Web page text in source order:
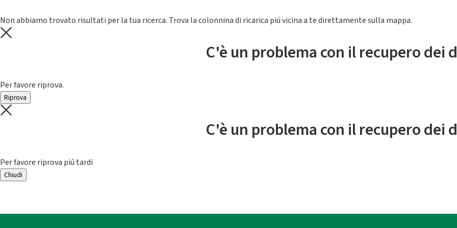
Non abbiamo trovato risultati per la tua ricerca. Trova la colonnina di ricarica piú vicina a te direttamente sulla mappa.
C'è un problema con il recupero dei
Per favore riprova.
Riprova
C'è un problema con il recupero dei
Per favore riprova piú tardi
Chiudi